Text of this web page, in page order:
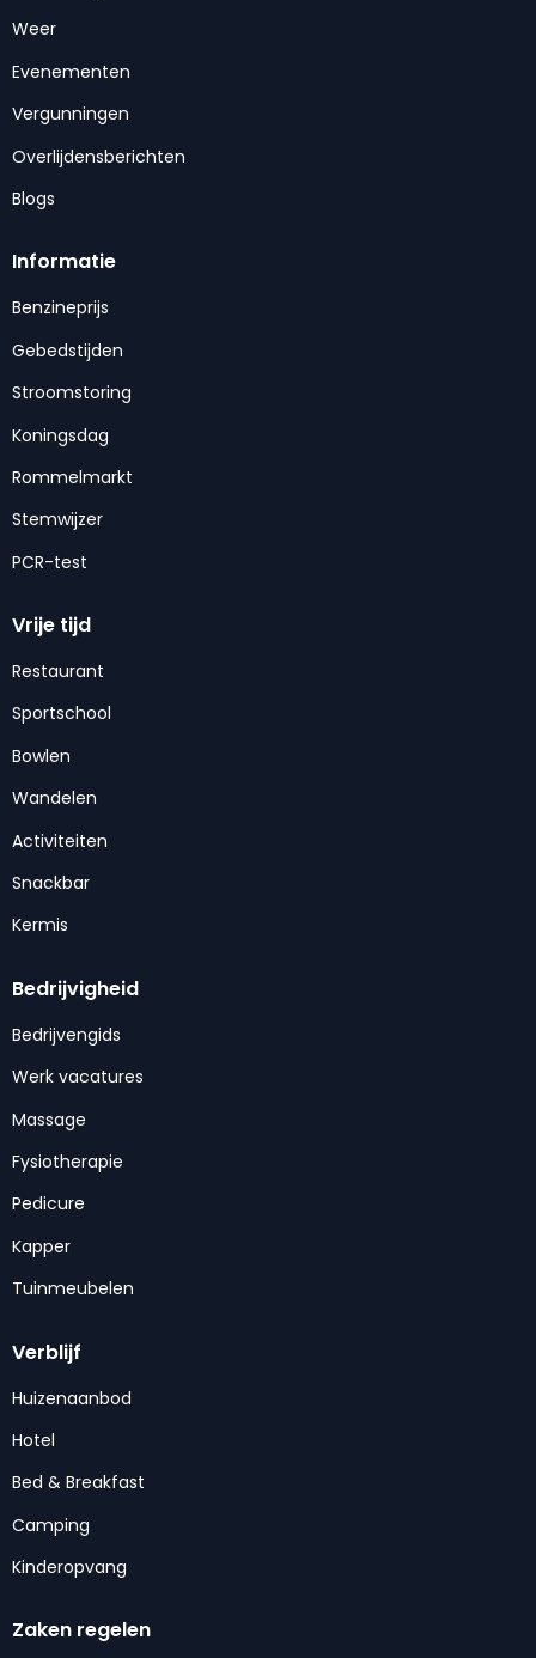
Weer
Evenementen
Vergunningen
Overlijdensberichten
Blogs
Informatie
Benzineprijs
Gebedstijden
Stroomstoring
Koningsdag
Rommelmarkt
Stemwijzer
PCR-test
Vrije tijd
Restaurant
Sportschool
Bowlen
Wandelen
Activiteiten
Snackbar
Kermis
Bedrijvigheid
Bedrijvengids
Werk vacatures
Massage
Fysiotherapie
Pedicure
Kapper
Tuinmeubelen
Verblijf
Huizenaanbod
Hotel
Bed & Breakfast
Camping
Kinderopvang
Zaken regelen